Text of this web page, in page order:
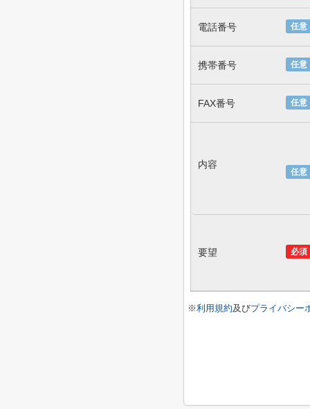
任意
電話番号
任意
携帯番号
任意
FAX番号
任意
内容
必須
要望
※利用規約及びプライバシー